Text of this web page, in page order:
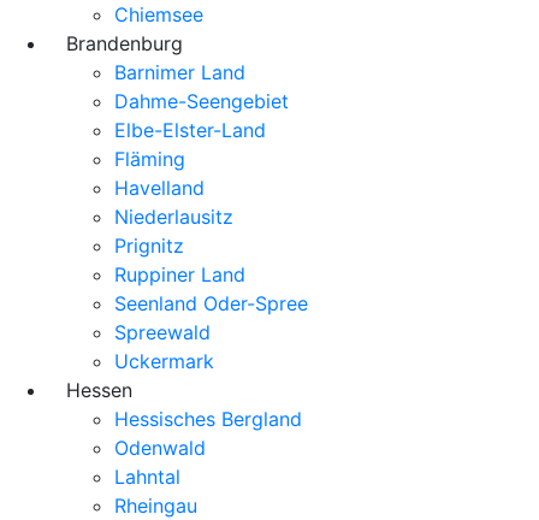
Chiemsee
Brandenburg
Barnimer Land
Dahme-Seengebiet
Elbe-Elster-Land
Fläming
Havelland
Niederlausitz
Prignitz
Ruppiner Land
Seenland Oder-Spree
Spreewald
Uckermark
Hessen
Hessisches Bergland
Odenwald
Lahntal
Rheingau